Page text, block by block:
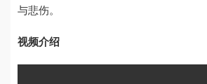
与悲伤。
视频介绍